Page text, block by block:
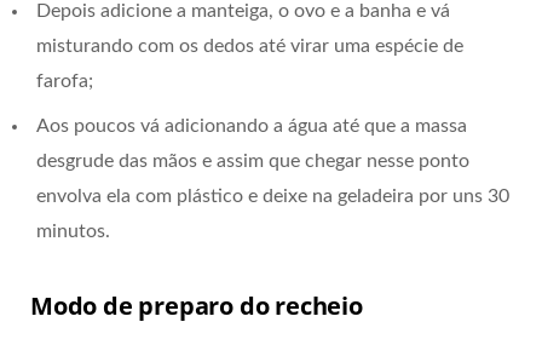
Depois adicione a manteiga, o ovo e a banha e vá
misturando com os dedos até virar uma espécie de
farofa;
Aos poucos vá adicionando a água até que a massa
desgrude das mãos e assim que chegar nesse ponto
envolva ela com plástico e deixe na geladeira por uns 30
minutos.
Modo de preparo do recheio